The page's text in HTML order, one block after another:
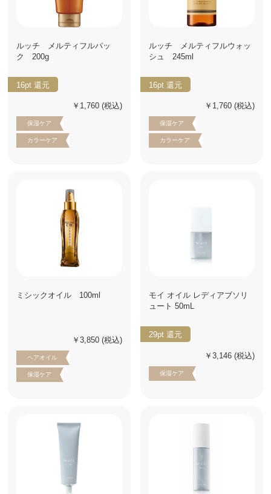
ルッチ メルティフルパッ
ク 200g
16pt 還元
￥1,760 (税込)
保湿ケア
カラーケア
ルッチ メルティフルウォッ
シュ 245ml
16pt 還元
￥1,760 (税込)
保湿ケア
カラーケア
ミシックオイル 100ml
￥3,850 (税込)
ヘアオイル
保湿ケア
モイ オイル レディアブソリ
ュート 50mL
29pt 還元
￥3,146 (税込)
保湿ケア